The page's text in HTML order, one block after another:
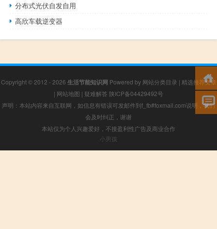
分布式光伏自发自用
高欣车载逆变器
Copyright © 2012 - 2026 生活节能知识网 Powered by 网站分类目录 | 精选推荐文章
| 网站地图 | 疑难解答 陕ICP备04429492号
声明：本站内容来自互联网，如信息有错误可发邮件到f_fb#foxmail.com说明，我们
会及时纠正，谢谢
本站仅为个人兴趣爱好，不接盈利性广告及商业合作
小男孩